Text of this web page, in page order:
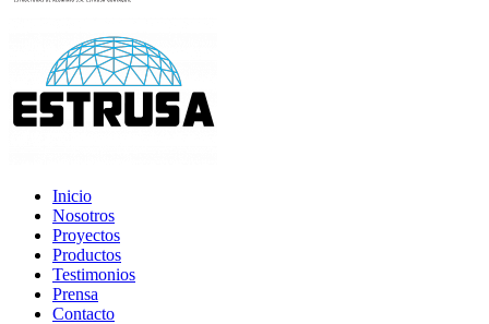
Inicio
Nosotros
Proyectos
Productos
Testimonios
Prensa
Contacto